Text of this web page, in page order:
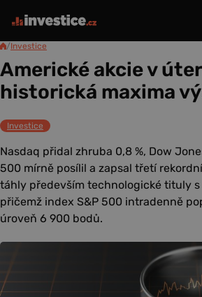
/Investice
Americké akcie v
historická maxima
Investice
Nasdaq přidal zhruba 0,8 %, Dow
500 mírně posílil a zapsal třetí
táhly především technologické tituly s
přičemž index S&P 500 intradenně
úroveň 6 900 bodů.